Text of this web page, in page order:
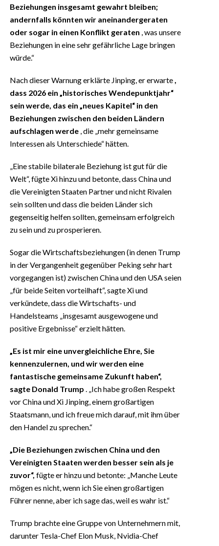
Beziehungen insgesamt gewahrt bleiben;
andernfalls könnten wir aneinandergeraten
oder sogar in einen Konflikt geraten , was unsere
Beziehungen in eine sehr gefährliche Lage bringen
würde.“
Nach dieser Warnung erklärte Jinping, er erwarte
dass 2026 ein „historisches Wendepunktjahr“
sein werde, das ein „neues Kapitel“ in den
Beziehungen zwischen den beiden Ländern
aufschlagen werde , die „mehr gemeinsame
Interessen als Unterschiede“ hätten.
„Eine stabile bilaterale Beziehung ist gut für die
Welt“, fügte Xi hinzu und betonte, dass China und
die Vereinigten Staaten Partner und nicht Rivalen
sein sollten und dass die beiden Länder sich
gegenseitig helfen sollten, gemeinsam erfolgreich
zu sein und zu prosperieren.
Sogar die Wirtschaftsbeziehungen (in denen Trump
in der Vergangenheit gegenüber Peking sehr hart
vorgegangen ist) zwischen China und den USA seien
„für beide Seiten vorteilhaft“, sagte Xi und
verkündete, dass die Wirtschafts- und
Handelsteams „insgesamt ausgewogene und
positive Ergebnisse“ erzielt hätten.
„Es ist mir eine unvergleichliche Ehre, Sie
kennenzulernen, und wir werden eine
fantastische gemeinsame Zukunft haben“,
sagte Donald Trump . „Ich habe großen Respekt
vor China und Xi Jinping, einem großartigen
Staatsmann, und ich freue mich darauf, mit ihm über
den Handel zu sprechen.“
„Die Beziehungen zwischen China und den
Vereinigten Staaten werden besser sein als je
zuvor“, fügte er hinzu und betonte: „Manche Leute
mögen es nicht, wenn ich Sie einen großartigen
Führer nenne, aber ich sage das, weil es wahr ist.“
Trump brachte eine Gruppe von Unternehmern mit,
darunter Tesla-Chef Elon Musk, Nvidia-Chef